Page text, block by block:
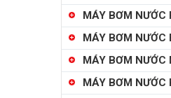
MÁY BƠM NƯỚC
MÁY BƠM NƯỚC
MÁY BƠM NƯỚC
MÁY BƠM NƯỚC